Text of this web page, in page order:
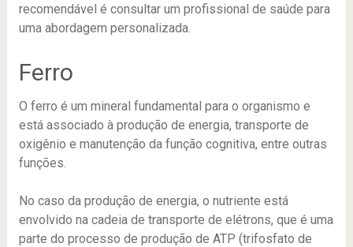
recomendável é consultar um profissional de saúde para
uma abordagem personalizada.
Ferro
O ferro é um mineral fundamental para o organismo e
está associado à produção de energia, transporte de
oxigênio e manutenção da função cognitiva, entre outras
funções.
No caso da produção de energia, o nutriente está
envolvido na cadeia de transporte de elétrons, que é uma
parte do processo de produção de ATP (trifosfato de